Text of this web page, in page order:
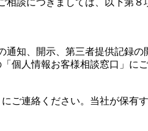
知、開示、第三者提供記録
個人情報お客様相談窓口」にご
ご連絡ください。当社が保